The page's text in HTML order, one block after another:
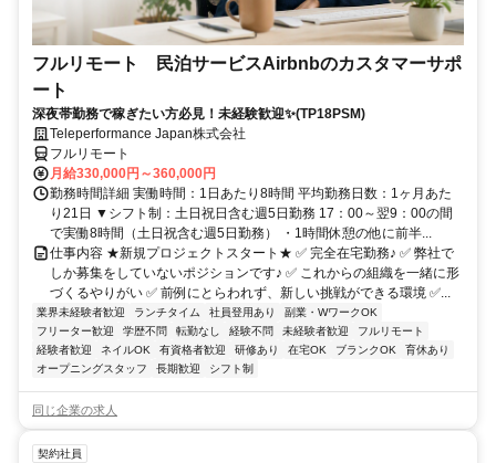
フルリモート 民泊サービスAirbnbのカスタマーサポ
ート
深夜帯勤務で稼ぎたい方必見！未経験歓迎✨(TP18PSM)
Teleperformance Japan株式会社
フルリモート
月給330,000円～360,000円
勤務時間詳細 実働時間：1日あたり8時間 平均勤務日数：1ヶ月あた
り21日 ▼シフト制：土日祝日含む週5日勤務 17：00～翌9：00の間
で実働8時間（土日祝含む週5日勤務） ・1時間休憩の他に前半...
仕事内容 ★新規プロジェクトスタート★ ✅ 完全在宅勤務♪ ✅ 弊社で
しか募集をしていないポジションです♪ ✅ これからの組織を一緒に形
づくるやりがい ✅ 前例にとらわれず、新しい挑戦ができる環境 ✅...
業界未経験者歓迎 ランチタイム 社員登用あり
副業・WワークOK
フリーター歓迎
学歴不問 転勤なし 経験不問 未経験者歓迎
フルリモート
経験者歓迎
ネイルOK 有資格者歓迎 研修あり 在宅OK ブランクOK
育休あり
オープニングスタッフ
長期歓迎 シフト制
同じ企業の求人
契約社員